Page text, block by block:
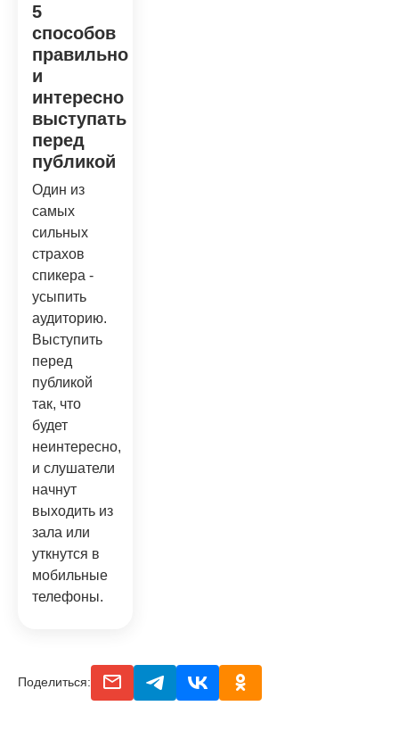
5
способов
правильно
и
интересно
выступать
перед
публикой
Один из
самых
сильных
страхов
спикера -
усыпить
аудиторию.
Выступить
перед
публикой
так, что
будет
неинтересно,
и слушатели
начнут
выходить из
зала или
уткнутся в
мобильные
телефоны.
Поделиться: email telegram vk odnoclassniki